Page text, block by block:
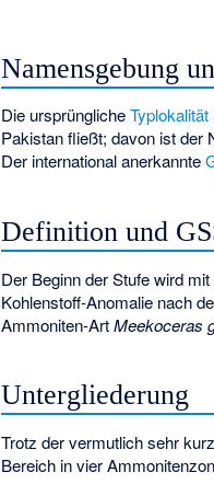
Namensgebung
Die ursprünglicheTyplokalität
Pakistan fließt; davon ist der
Der international anerkannte
Definition und
Der Beginn der Stufe wird
Kohlenstoff-Anomalie nach
Ammoniten-ArtMeekoceras
Untergliederung
Trotz der vermutlich sehr
Bereich in vier